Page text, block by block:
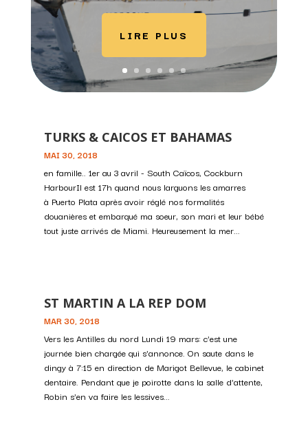
LIRE PLUS
TURKS & CAICOS ET BAHAMAS
MAI 30, 2018
en famille.. 1er au 3 avril - South Caïcos, Cockburn
HarbourIl est 17h quand nous larguons les amarres
à Puerto Plata après avoir réglé nos formalités
douanières et embarqué ma soeur, son mari et leur bébé
tout juste arrivés de Miami. Heureusement la mer...
ST MARTIN A LA REP DOM
MAR 30, 2018
Vers les Antilles du nord Lundi 19 mars: c'est une
journée bien chargée qui s'annonce. On saute dans le
dingy à 7:15 en direction de Marigot Bellevue, le cabinet
dentaire. Pendant que je poirotte dans la salle d'attente,
Robin s'en va faire les lessives...